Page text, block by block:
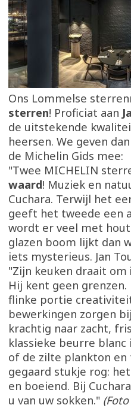
Ons Lommelse
sterren! Proficiat aan
de uitstekende
heersen. We geven
de Michelin Gids mee:
"Twee MICHELIN
waard! Muziek en
Cuchara. Terwijl het
geeft het tweede een
wordt er veel met
glazen boom lijkt dan
iets mysterieus. Jan
"Zijn keuken draait om
Hij kent geen
flinke portie
bewerkingen zorgen
krachtig naar zacht,
klassieke beurre
of de zilte plankton
gegaard stukje rog:
en boeiend. Bij
u van uw sokken."